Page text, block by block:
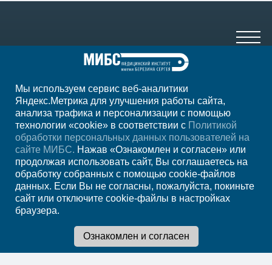
+7 (4012) 957-300
ежедн. 7.00-23.00
РегионКалининград
Записаться на
прием
Мы используем сервис веб-аналитики
Яндекс.Метрика для улучшения работы сайта,
анализа трафика и персонализации с помощью
технологии «cookie» в соответствии с Политикой
обработки персональных данных пользователей на
сайте МИБС. Нажав «Ознакомлен и согласен» или
продолжая использовать сайт, Вы соглашаетесь на
обработку собранных с помощью cookie-файлов
данных. Если Вы не согласны, пожалуйста, покиньте
сайт или отключите cookie-файлы в настройках
браузера.